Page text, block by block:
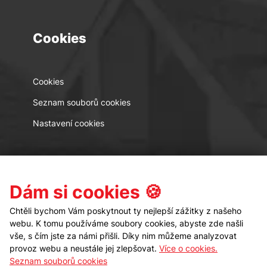
Cookies
Cookies
Seznam souborů cookies
Nastavení cookies
Kontakt Sledujte nás
Dám si cookies 🍪
Chtěli bychom Vám poskytnout ty nejlepší zážitky z našeho
webu. K tomu používáme soubory cookies, abyste zde našli
vše, s čím jste za námi přišli. Díky nim můžeme analyzovat
provoz webu a neustále jej zlepšovat. Více o cookies.
Seznam souborů cookies